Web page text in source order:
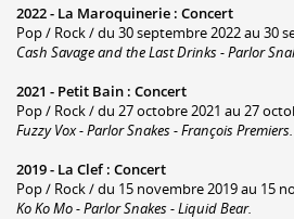
2022 - La Maroquinerie : Concert
Pop / Rock / du 30 septembre 2022 au 30
Cash Savage and the Last Drinks - Parlor
2021 - Petit Bain : Concert
Pop / Rock / du 27 octobre 2021 au 27
Fuzzy Vox - Parlor Snakes - François Premiers.
2019 - La Clef: Concert
Pop / Rock / du 15 novembre 2019 au 15
Ko Ko Mo - Parlor Snakes - Liquid Bear.